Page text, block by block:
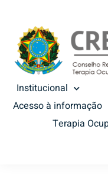
Institucional
Acesso à informação
Terapia